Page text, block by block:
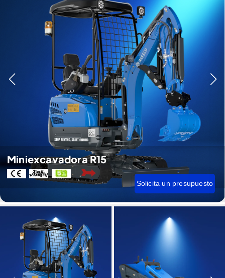
Miniexcavadora R15
Solicita un presupuesto